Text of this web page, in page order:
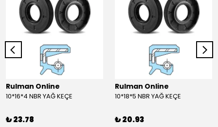
Rulman Online
10*16*4 NBR YAĞ KEÇE
₺ 23.78
Rulman Online
10*18*5 NBR YAĞ KEÇE
₺ 20.93